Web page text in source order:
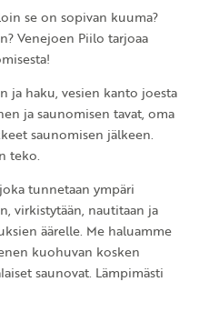
se on sopivan kuuma?
Venejoen Piilo tarjoaa
ja haku, vesien kanto joesta
ja saunomisen tavat, oma
saunomisen jälkeen.
teko.
tunnetaan ympäri
virkistytään, nautitaan ja
äärelle. Me haluamme
kuohuvan kosken
saunovat. Lämpimästi